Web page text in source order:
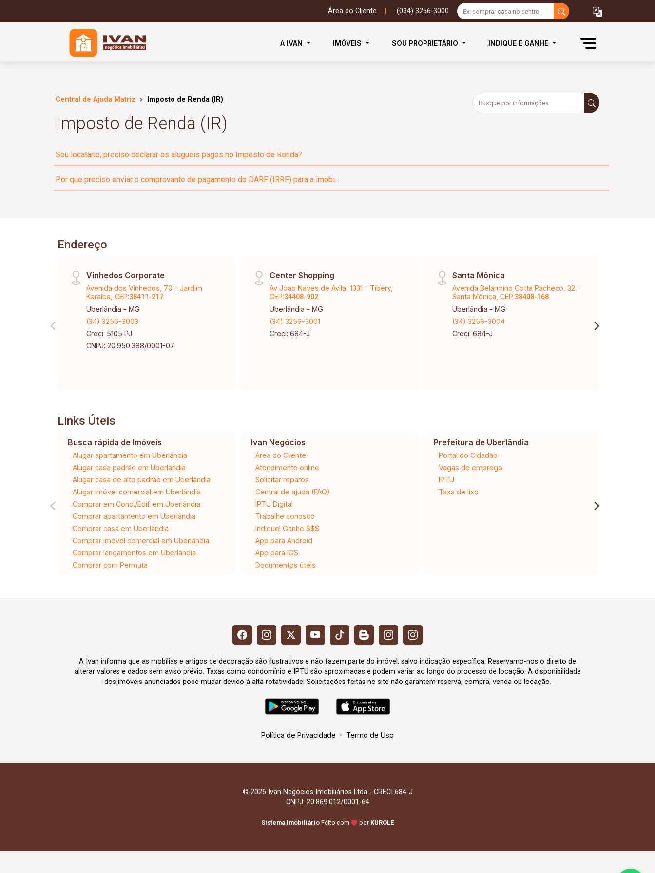
Área do Cliente (034) 3256-3000
A IVAN IMÓVEIS SOU PROPRIETÁRIO INDIQUE E GANHE
Central de Ajuda Matriz Imposto de Renda (IR)
Imposto de Renda (IR)
Sou locatário, preciso declarar os aluguéis pagos no Imposto de Renda?
Por que preciso enviar o comprovante de pagamento do DARF (IRRF) para a imobi...
Endereço
Vinhedos Corporate
Avenida dos Vinhedos, 70 - Jardim
Karaíba, CEP:38411-217
Uberlândia - MG
(34) 3256-3003
Creci: 5105 PJ
CNPJ: 20.950.388/0001-07
Center Shopping
Av Joao Naves de Ávila, 1331 - Tibery,
CEP:34408-902
Uberlândia - MG
(34) 3256-3001
Creci: 684-J
Santa Mônica
Avenida Belarmino Cotta Pacheco, 32 -
Santa Mônica, CEP:38408-168
Uberlândia - MG
(34) 3256-3004
Creci: 684-J
Links Úteis
Busca rápida de Imóveis
Alugar apartamento em Uberlândia
Alugar casa padrão em Uberlândia
Alugar casa de alto padrão em Uberlândia
Alugar imóvel comercial em Uberlândia
Comprar em Cond./Edif. em Uberlândia
Comprar apartamento em Uberlândia
Comprar casa em Uberlândia
Comprar imóvel comercial em Uberlândia
Comprar lançamentos em Uberlândia
Comprar com Permuta
Ivan Negócios
Área do Cliente
Atendimento online
Solicitar reparos
Central de ajuda (FAQ)
IPTU Digital
Trabalhe conosco
Indique! Ganhe $$$
App para Android
App para IOS
Documentos úteis
Prefeitura de Uberlândia
Portal do Cidadão
Vagas de emprego
IPTU
Taxa de lixo
A Ivan informa que as mobílias e artigos de decoração são ilustrativos e não fazem parte do imóvel, salvo indicação específica. Reservamo-nos o direito de
alterar valores e dados sem aviso prévio. Taxas como condomínio e IPTU são aproximadas e podem variar ao longo do processo de locação. A disponibilidade
dos imóveis anunciados pode mudar devido à alta rotatividade. Solicitações feitas no site não garantem reserva, compra, venda ou locação.
Política de Privacidade - Termo de Uso
© 2026 Ivan Negócios Imobiliários Ltda - CRECI 684-J
CNPJ: 20.869.012/0001-64
Sistema Imobiliário Feito com por KUROLE